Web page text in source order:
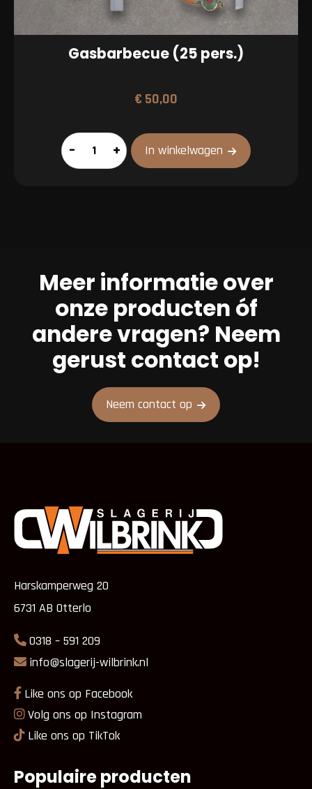
Gasbarbecue (25 pers.)
€ 50,00
Gasbarbecue
(25
– + In winkelwagen
Meer informatie over
onze producten óf
andere vragen? Neem
gerust contact op!
Neem contact op
Harskamperweg 20
6731 AB Otterlo
0318 – 591 209
info@slagerij-wilbrink.nl
Like ons op Facebook
Volg ons op Instagram
Like ons op TikTok
Populaire producten